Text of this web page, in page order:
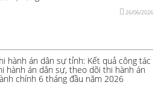
26/06/2026
hành án dân sự tỉnh: Kết quả công tác
hành án dân sự, theo dõi thi hành án
chính 6 tháng đầu năm 2026